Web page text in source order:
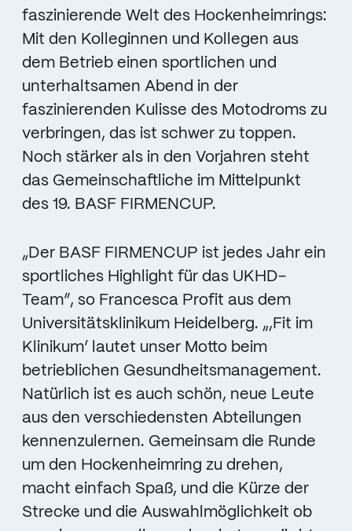
faszinierende Welt des Hockenheimrings:
Mit den Kolleginnen und Kollegen aus
dem Betrieb einen sportlichen und
unterhaltsamen Abend in der
faszinierenden Kulisse des Motodroms zu
verbringen, das ist schwer zu toppen.
Noch stärker als in den Vorjahren steht
das Gemeinschaftliche im Mittelpunkt
des 19. BASF FIRMENCUP.
„Der BASF FIRMENCUP ist jedes Jahr ein
sportliches Highlight für das UKHD-
Team“, so Francesca Profit aus dem
Universitätsklinikum Heidelberg. „,Fit im
Klinikum‘ lautet unser Motto beim
betrieblichen Gesundheitsmanagement.
Natürlich ist es auch schön, neue Leute
aus den verschiedensten Abteilungen
kennenzulernen. Gemeinsam die Runde
um den Hockenheimring zu drehen,
macht einfach Spaß, und die Kürze der
Strecke und die Auswahlmöglichkeit ob